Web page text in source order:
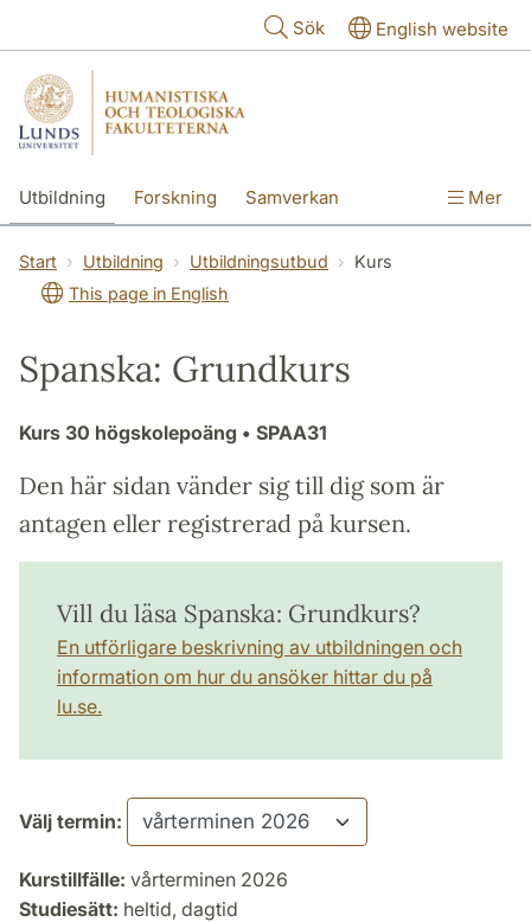
Sök English website
Utbildning Forskning Samverkan Mer
Start Utbildning Utbildningsutbud
Kurs
This page in English
Spanska: Grundkurs
Kurs 30 högskolepoäng • SPAA31
Den här sidan vänder sig till dig som är
antagen eller registrerad på kursen.
Vill du läsa Spanska: Grundkurs?
En utförligare beskrivning av utbildningen och
information om hur du ansöker hittar du på
lu.se.
Välj termin:
Kurstillfälle: vårterminen 2026
Studiesätt: heltid, dagtid